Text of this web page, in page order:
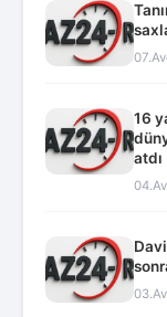
16
atdı